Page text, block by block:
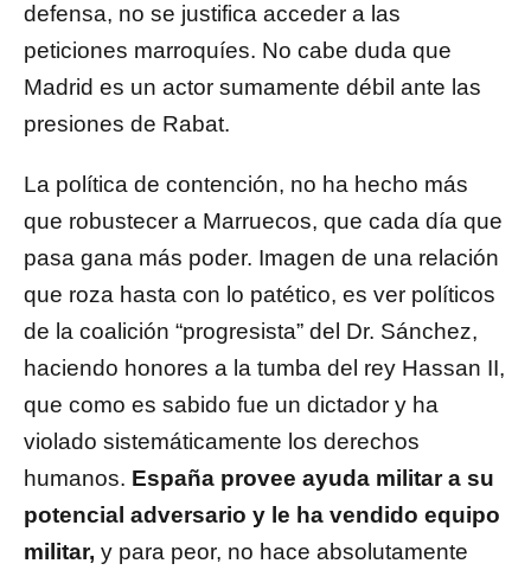
defensa, no se justifica acceder a las
peticiones marroquíes. No cabe duda que
Madrid es un actor sumamente débil ante las
presiones de Rabat.
La política de contención, no ha hecho más
que robustecer a Marruecos, que cada día que
pasa gana más poder. Imagen de una relación
que roza hasta con lo patético, es ver políticos
de la coalición “progresista” del Dr. Sánchez,
haciendo honores a la tumba del rey Hassan II,
que como es sabido fue un dictador y ha
violado sistemáticamente los derechos
humanos. España provee ayuda militar a su
potencial adversario y le ha vendido equipo
militar, y para peor, no hace absolutamente